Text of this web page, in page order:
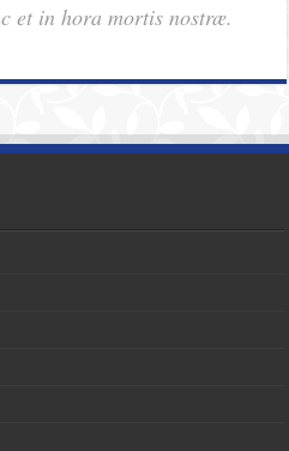
et in hora mortis nostræ.